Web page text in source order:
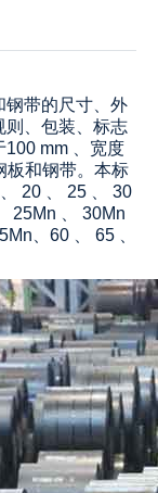
钢带的尺寸、外
则、包装、标志
100 mm 、宽度
板和钢带。本标
20 、 25 、 30
25Mn 、 30Mn
、60 、 65 、